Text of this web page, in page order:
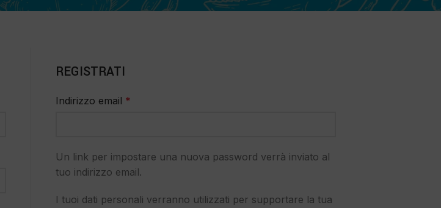
REGISTRATI
Indirizzo email *
Un link per impostare una nuova password verrà inviato al
tuo indirizzo email.
I tuoi dati personali verranno utilizzati per supportare la tua